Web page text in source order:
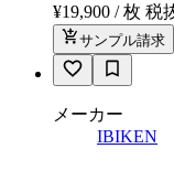
¥19,900 / 枚 税
サンプル請求
メーカー
IBIKEN